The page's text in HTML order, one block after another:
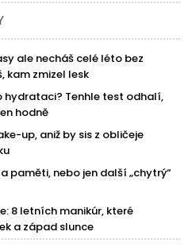
ale necháš celé léto bez
kam zmizel lesk
hydrataci? Tenhle test odhalí,
hodně
up, aniž by sis z obličeje
paměti, nebo jen další „chytrý“
8 letních manikúr, které
a západ slunce